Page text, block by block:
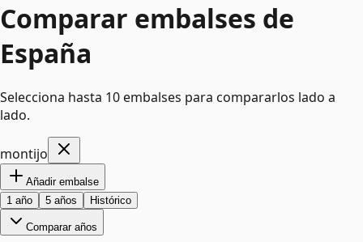
Comparar embalses de
España
Selecciona hasta 10embalses para compararlos lado a
lado.
montijo
Añadir embalse
1 año
5 años Histórico
Comparar años